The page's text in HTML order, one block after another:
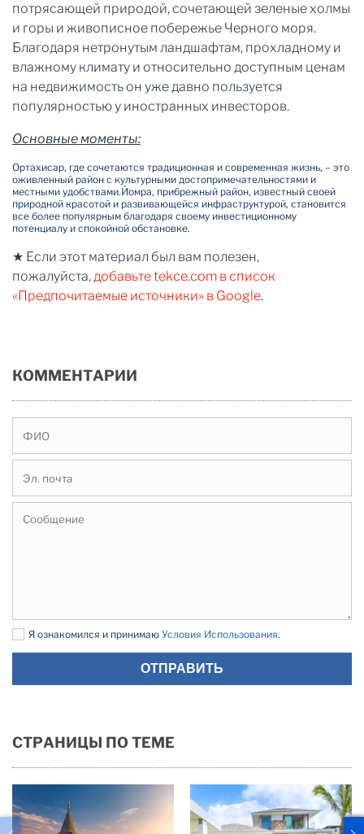
потрясающей природой, сочетающей зеленые холмы
и горы и живописное побережье Черного моря.
Благодаря нетронутым ландшафтам, прохладному и
влажному климату и относительно доступным ценам
на недвижимость он уже давно пользуется
популярностью у иностранных инвесторов.
Основные моменты:
Ортахисар, где сочетаются традиционная и современная жизнь, – это
оживленный район с культурными достопримечательностями и
местными удобствами.Йомра, прибрежный район, известный своей
природной красотой и развивающейся инфраструктурой, становится
все более популярным благодаря своему инвестиционному
потенциалу и спокойной обстановке.
★ Если этот материал был вам полезен,
пожалуйста,добавьте tekce.com в список
«Предпочитаемые источники» в Google.
КОММЕНТАРИИ
Я ознакомился и принимаю Условия Использования.
ОТПРАВИТЬ
СТРАНИЦЫ ПО ТЕМЕ